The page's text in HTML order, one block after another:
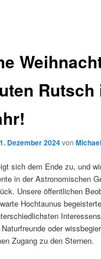
Rutsch
Dezember 2024von
sich dem Ende zu, und
in der Astronomischen
Unsere öffentlichen
Hochtaunus
oder
Zugang zu den Sternen.